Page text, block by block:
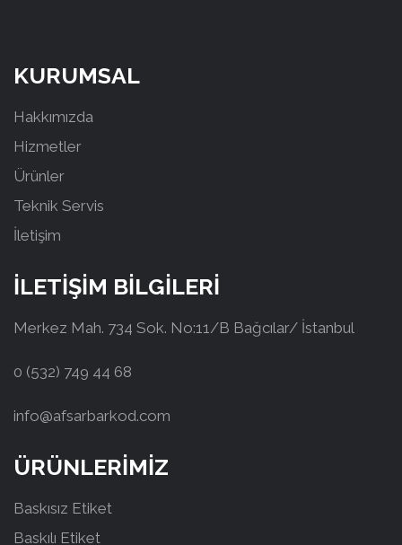
KURUMSAL
Hakkımızda
Hizmetler
Ürünler
Teknik Servis
İletişim
İLETİŞİM BİLGİLERİ
Merkez Mah. 734 Sok. No:11/B Bağcılar/ İstanbul
0 (532) 749 44 68
info@afsarbarkod.com
ÜRÜNLERİMİZ
Baskısız Etiket
Baskılı Etiket